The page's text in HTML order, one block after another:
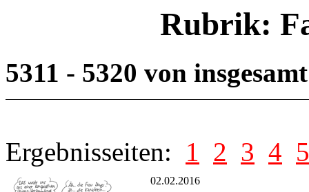
Rubrik:
5311 - 5320 von
Ergebnisseiten: 1 2 3 4 5
02.02.2016